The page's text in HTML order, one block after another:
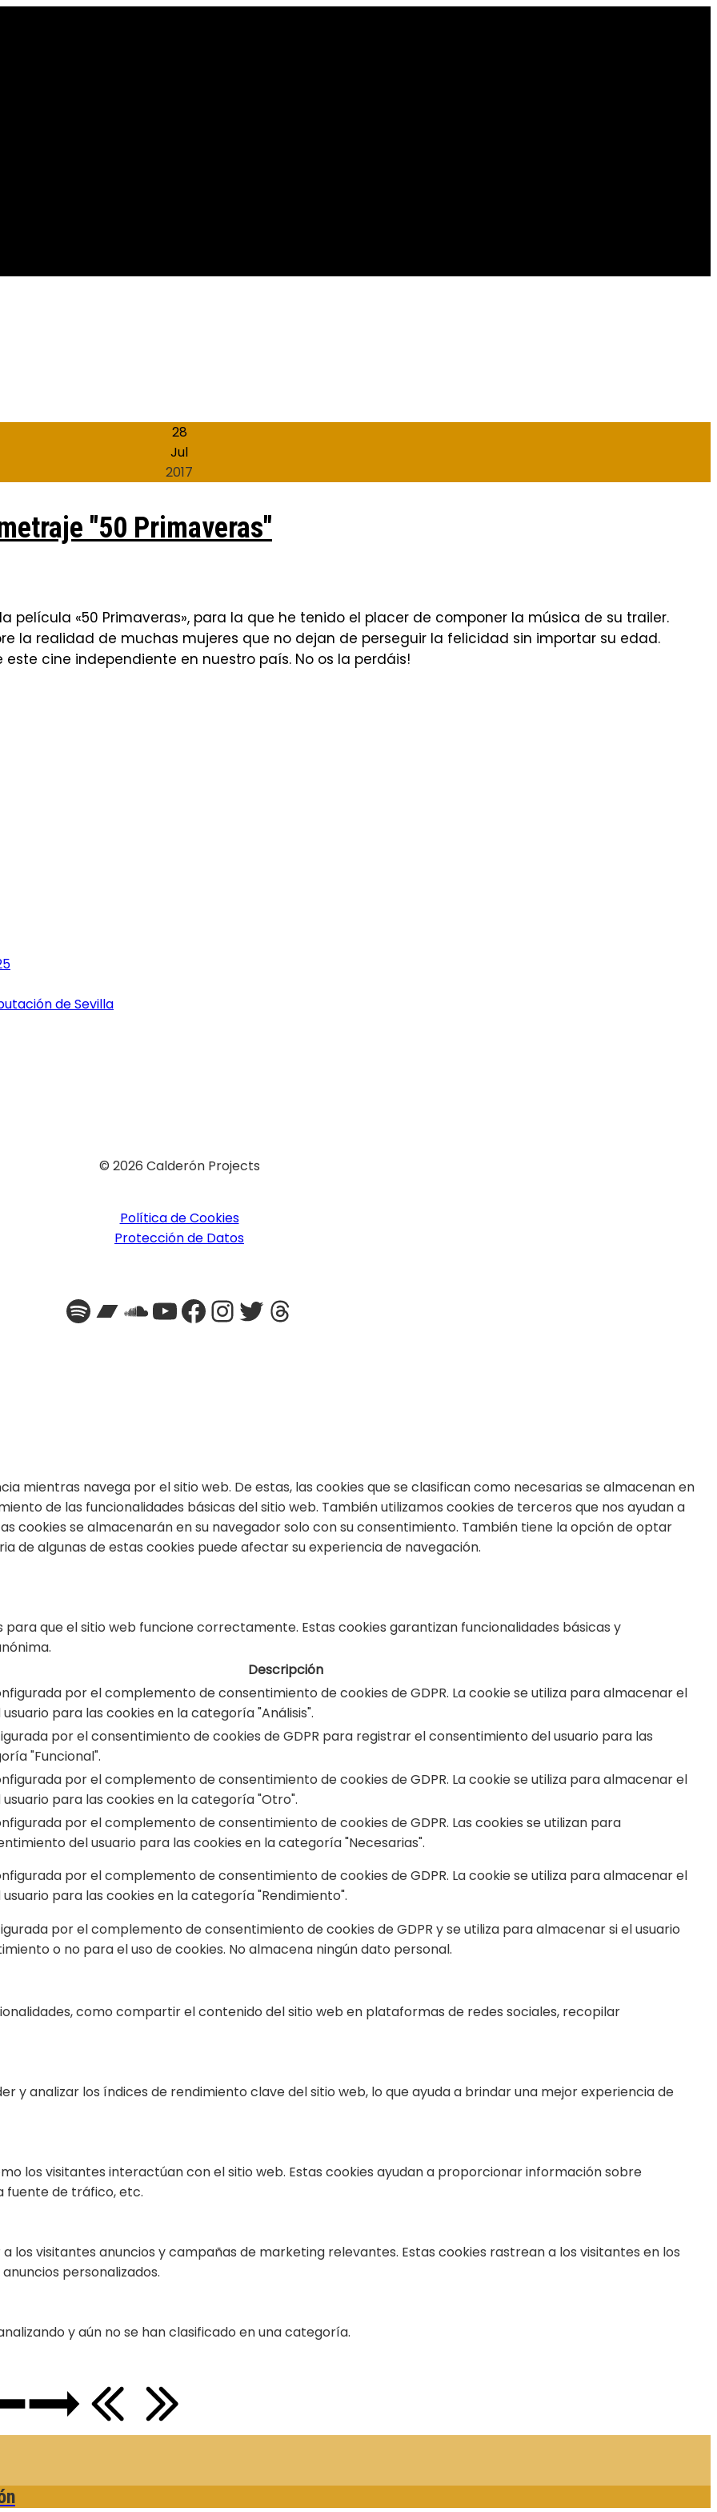
28
Jul
2017
"50 Primaveras"
película «50 Primaveras», para la que he tenido el placer de componer la música de su trailer.
la realidad de muchas mujeres que no dejan de perseguir la felicidad sin importar su edad.
cine independiente en nuestro país. No os la perdáis!
de Sevilla
© 2026 Calderón Projects
Política de Cookies
Protección de Datos
Spotify
Bandcamp
SoundCloud
YouTube
Facebook
Instagram
Twitter
Threads
mientras navega por el sitio web. De estas, las cookies que se clasifican como necesarias se almacenan en
de las funcionalidades básicas del sitio web. También utilizamos cookies de terceros que nos ayudan a
cookies se almacenarán en su navegador solo con su consentimiento. También tiene la opción de optar
de algunas de estas cookies puede afectar su experiencia de navegación.
que el sitio web funcione correctamente. Estas cookies garantizan funcionalidades básicas y
Descripción
por el complemento de consentimiento de cookies de GDPR. La cookie se utiliza para almacenar el
para las cookies en la categoría "Análisis".
por el consentimiento de cookies de GDPR para registrar el consentimiento del usuario para las
"Funcional".
por el complemento de consentimiento de cookies de GDPR. La cookie se utiliza para almacenar el
para las cookies en la categoría "Otro".
por el complemento de consentimiento de cookies de GDPR. Las cookies se utilizan para
del usuario para las cookies en la categoría "Necesarias".
por el complemento de consentimiento de cookies de GDPR. La cookie se utiliza para almacenar el
para las cookies en la categoría "Rendimiento".
por el complemento de consentimiento de cookies de GDPR y se utiliza para almacenar si el usuario
o no para el uso de cookies. No almacena ningún dato personal.
como compartir el contenido del sitio web en plataformas de redes sociales, recopilar
y analizar los índices de rendimiento clave del sitio web, lo que ayuda a brindar una mejor experiencia de
los visitantes interactúan con el sitio web. Estas cookies ayudan a proporcionar información sobre
fuente de tráfico, etc.
los visitantes anuncios y campañas de marketing relevantes. Estas cookies rastrean a los visitantes en los
personalizados.
y aún no se han clasificado en una categoría.